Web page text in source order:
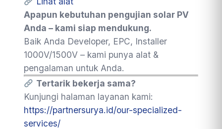
Apapun kebutuhan pengujian solar PV
Anda – kami siap mendukung.
Baik Anda Developer, EPC, Installer
1000V/1500V – kami punya alat &
pengalaman untuk Anda.
Tertarik bekerja sama?
Kunjungi halaman layanan kami:
https://partnersurya.id/our-specialized-
services/